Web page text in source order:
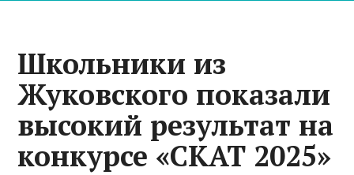
Школьники из
Жуковского показали
высокий результат на
конкурсе «СКАТ 2025»